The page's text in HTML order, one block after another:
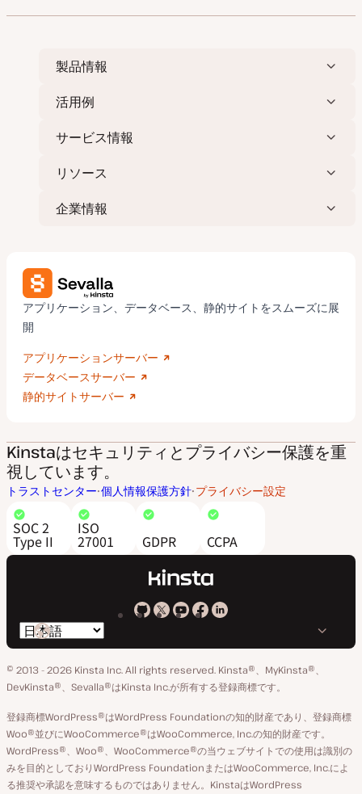
製品情報
活用例
サービス情報
リソース
企業情報
アプリケーション、データベース、静的サイトをスムーズに展
開
アプリケーションサーバー
データベースサーバー
静的サイトサーバー
Kinstaはセキュリティとプライバシー保護を重
視しています。
トラストセンター 個人情報保護方針 プライバシー設定
SOC 2
Type II
ISO
27001 GDPR CCPA
Kinsta
GitHub
Kinsta
X
ア
カ
ウ
ン
ト
Kinsta
YouTube
Kinsta
Facebook
Kinsta
LinkedIn
ペ
ー
ジ
言
語
の
り
替
え
© 2013 - 2026 Kinsta Inc. All rights reserved. Kinsta®、MyKinsta®、
DevKinsta®、Sevalla®はKinsta Inc.が所有する登録商標です。
登録商標WordPress®はWordPress Foundationの知的財産であり、登録商標
Woo®並びにWooCommerce®はWooCommerce, Inc.の知的財産です。
WordPress®、Woo®、WooCommerce®の当ウェブサイトでの使用は識別の
みを目的としておりWordPress FoundationまたはWooCommerce, Inc.によ
る推奨や承認を意味するものではありません。KinstaはWordPress